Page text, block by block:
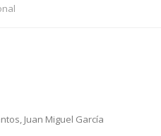
Juan Miguel García